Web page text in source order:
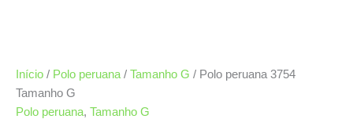
Início / Polo peruana / Tamanho G / Polo peruana 3754
Tamanho G
Polo peruana, Tamanho G